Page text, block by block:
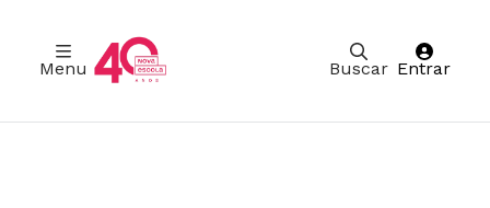
Buscar
Menu Entrar